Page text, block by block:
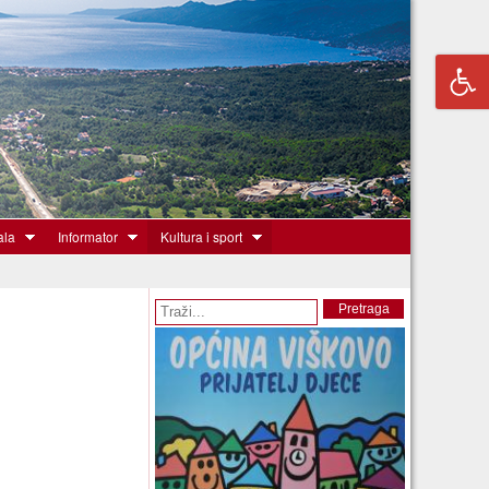
Informator Kultura i sport
Obrazac pretrage Pretraga